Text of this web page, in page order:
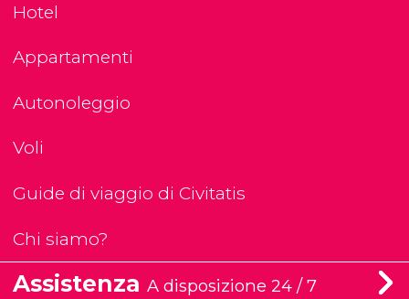
Hotel
Appartamenti
Autonoleggio
Voli
Guide di viaggio di Civitatis
Chi siamo?
Assistenza A disposizione 24 / 7